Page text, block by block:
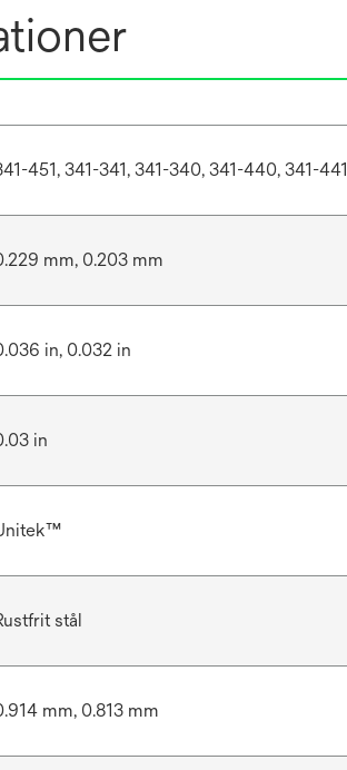
451, 341-341, 341-340, 341-440, 341-441
mm, 0.203 mm
in, 0.032 in
in
stål
mm, 0.813 mm